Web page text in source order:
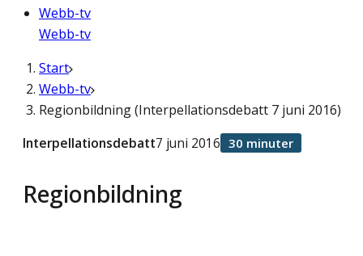
Webb-tv
Webb-tv
Start
Webb-tv
Regionbildning (Interpellationsdebatt 7 juni 2016)
Regionbildning
Interpellationsdebatt7 juni 2016 30 minuter